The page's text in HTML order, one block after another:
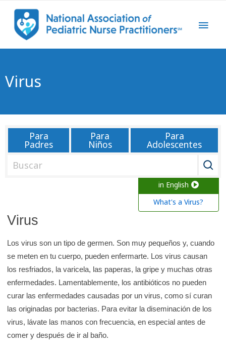
Virus
Para
Padres
Para
Niños
Para
Adolescentes
a
e
n
l
a
b
i
b
l
in English
What's a Virus?
Virus
Los virus son un tipo de germen. Son muy pequeños y, cuando
se meten en tu cuerpo, pueden enfermarte. Los virus causan
los resfriados, la varicela, las paperas, la gripe y muchas otras
enfermedades. Lamentablemente, los antibióticos no pueden
curar las enfermedades causadas por un virus, como sí curan
las originadas por bacterias. Para evitar la diseminación de los
virus, lávate las manos con frecuencia, en especial antes de
comer y después de ir al baño.